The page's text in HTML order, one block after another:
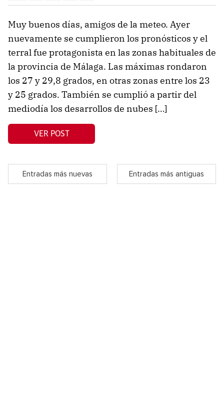
Muy buenos días, amigos de la meteo. Ayer
nuevamente se cumplieron los pronósticos y el
terral fue protagonista en las zonas habituales de
la provincia de Málaga. Las máximas rondaron
los 27 y 29,8 grados, en otras zonas entre los 23
y 25 grados. También se cumplió a partir del
mediodía los desarrollos de nubes […]
VER POST
Entradas más nuevas Entradas más antiguas